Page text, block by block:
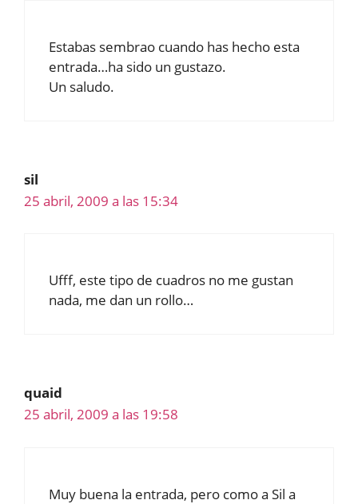
Estabas sembrao cuando has hecho esta
entrada…ha sido un gustazo.
Un saludo.
sil
25 abril, 2009 a las 15:34
Ufff, este tipo de cuadros no me gustan
nada, me dan un rollo…
quaid
25 abril, 2009 a las 19:58
Muy buena la entrada, pero como a Sil a